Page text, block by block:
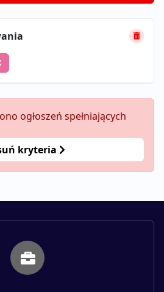
ogłoszeń spełniających
kryteria